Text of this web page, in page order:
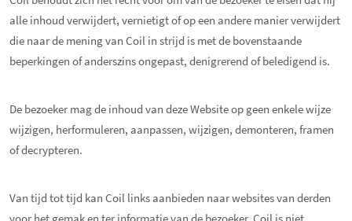
alle inhoud verwijdert, vernietigt of op een andere manier verwijdert
die naar de mening van Coil in strijd is met de bovenstaande
beperkingen of anderszins ongepast, denigrerend of beledigend is.
De bezoeker mag de inhoud van deze Website op geen enkele wijze
wijzigen, herformuleren, aanpassen, wijzigen, demonteren, framen
of decrypteren.
Van tijd tot tijd kan Coil links aanbieden naar websites van derden